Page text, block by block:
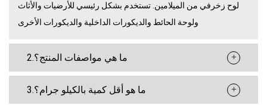
لوح زخرفي من الميلامين. تستخدم بشكل رئيسي للأرضيات والأثاث
ولوحة الحائط والديكورات الداخلية والديكورات الأخرى
2.ما هي مواصفات المنتج؟ +
3.ما هو أقل كمية بالكيلو جرام؟ +